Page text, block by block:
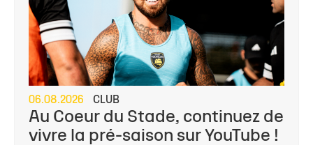
06.08.2026 CLUB
Au Coeur du Stade, continuez de
vivre la pré-saison sur YouTube !